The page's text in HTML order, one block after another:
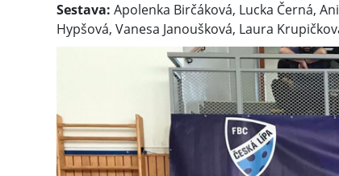
Sestava: Apolenka Birčáková, Lucka Černá,
Hypšová, Vanesa Janoušková, Laura